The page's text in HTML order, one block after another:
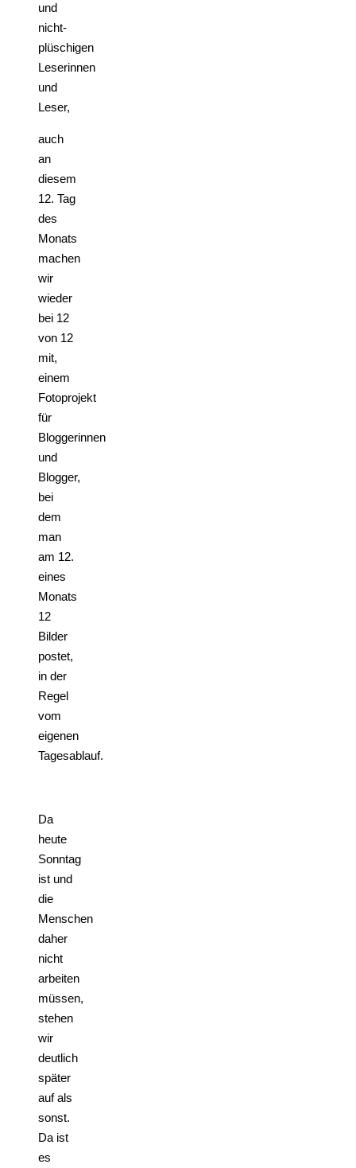
und
nicht-
plüschigen
Leserinnen
und
Leser,
auch
an
diesem
12. Tag
des
Monats
machen
wir
wieder
bei 12
von 12
mit,
einem
Fotoprojekt
für
Bloggerinnen
und
Blogger,
bei
dem
man
am 12.
eines
Monats
12
Bilder
postet,
in der
Regel
vom
eigenen
Tagesablauf.
Da
heute
Sonntag
ist und
die
Menschen
daher
nicht
arbeiten
müssen,
stehen
wir
deutlich
später
auf als
sonst.
Da ist
es